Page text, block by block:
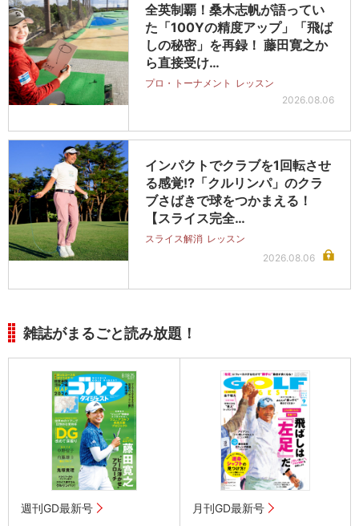
全英制覇！桑木志帆が語ってい
た「100Yの精度アップ」「飛ば
しの秘密」を再録！ 藤田寛之か
ら直接受け…
プロ・トーナメント レッスン
2026.08.06
インパクトでクラブを1回転させ
る感覚!?「クルリンパ」のクラ
ブさばきで球をつかまえる！
【スライス完全…
スライス解消 レッスン
2026.08.06
雑誌がまるごと読み放題！
週刊GD最新号 月刊GD最新号